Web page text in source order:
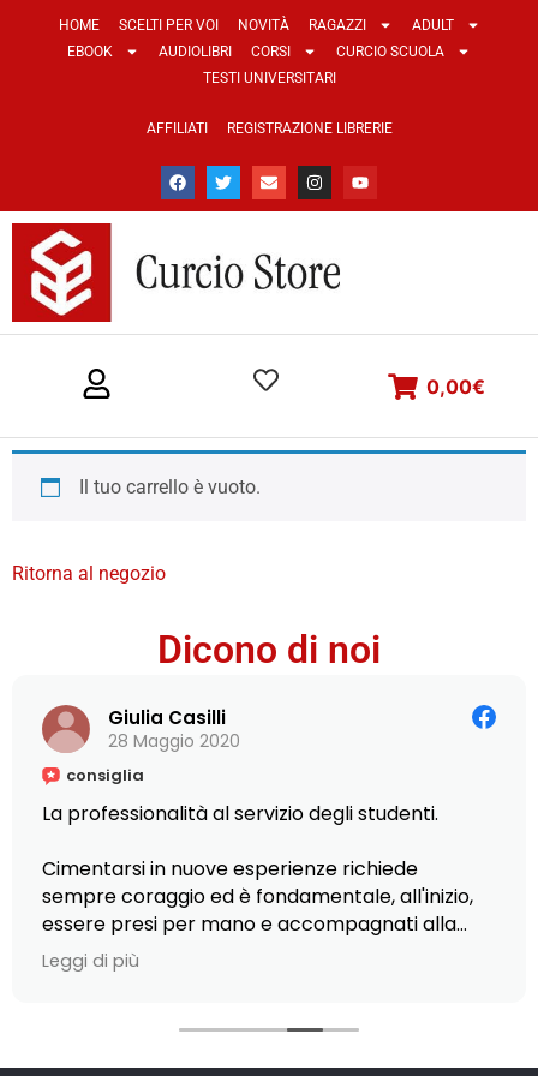
HOME SCELTI PER VOI NOVITÀ RAGAZZI
ADULT
EBOOK
AUDIOLIBRI CORSI
CURCIO SCUOLA
TESTI UNIVERSITARI
AFFILIATI REGISTRAZIONE LIBRERIE
0,00€
Il tuo carrello è vuoto.
Ritorna al negozio
Dicono di noi
Giulia Casilli
28 Maggio 2020
consiglia
La professionalità al servizio degli studenti.
Cimentarsi in nuove esperienze richiede
sempre coraggio ed è fondamentale, all'inizio,
essere presi per mano e accompagnati alla
scoperta di piccole e grandi opportunità.
Ciò è stato possibile presso L'Istituto Armando
in Editoria, scrittura e comunicazione: la
gentilezza del personale nel fornirmi ogni tipo di
Leggi di più